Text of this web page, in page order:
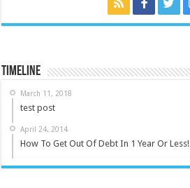
Timeline
March 11, 2018
test post
April 24, 2014
How To Get Out Of Debt In 1 Year Or Less!